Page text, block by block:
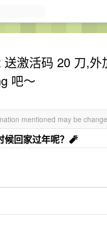
激活码 20 刀,
吧～
mentioned may be
候回家过年呢？🧨